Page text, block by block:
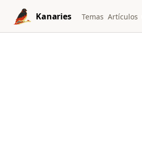
Skip to content
Kanaries
Temas Artículos